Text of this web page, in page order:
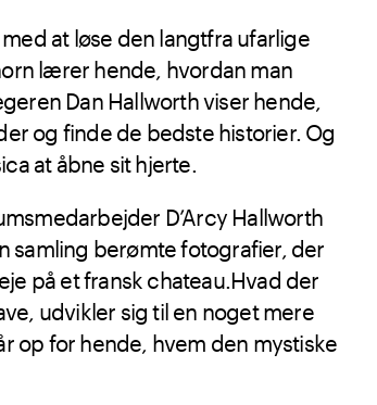
at løse den langtfra ufarlige
lærer hende, hvordan man
Dan Hallworth viser hende,
og finde de bedste historier. Og
at åbne sit hjerte.
D’Arcy Hallworth
samling berømte fotografier, der
på et fransk chateau.Hvad der
udvikler sig til en noget mere
op for hende, hvem den mystiske